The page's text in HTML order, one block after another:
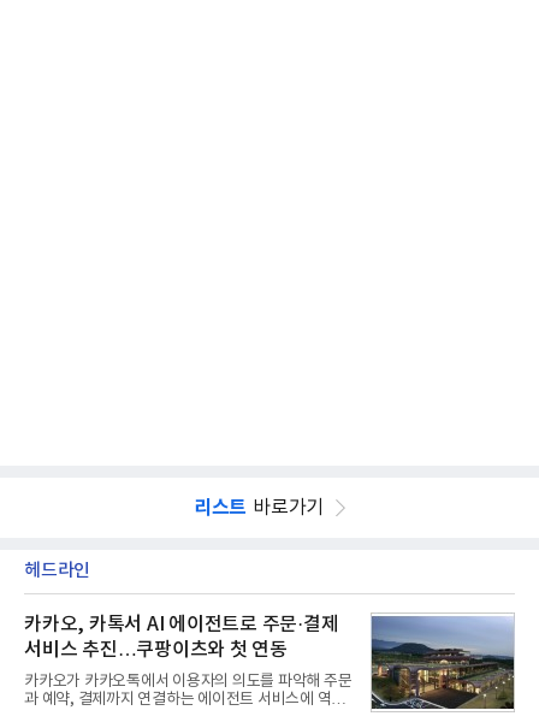
리스트 바로가기
헤드라인
카카오, 카톡서 AI 에이전트로 주문·결제
서비스 추진…쿠팡이츠와 첫 연동
카카오가 카카오톡에서 이용자의 의도를 파악해 주문
과 예약, 결제까지 연결하는 에이전트 서비스에 역량